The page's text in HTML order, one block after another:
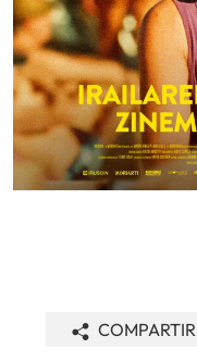
COMPARTIR